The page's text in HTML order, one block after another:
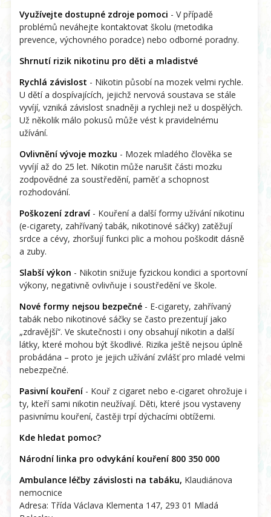
Využívejte dostupné zdroje pomoci - V případě
problémů neváhejte kontaktovat školu (metodika
prevence, výchovného poradce) nebo odborné poradny.
Shrnutí rizik nikotinu pro děti a mladistvé
Rychlá závislost - Nikotin působí na mozek velmi rychle.
U dětí a dospívajících, jejichž nervová soustava se stále
vyvíjí, vzniká závislost snadněji a rychleji než u dospělých.
Už několik málo pokusů může vést k pravidelnému
užívání.
Ovlivnění vývoje mozku - Mozek mladého člověka se
vyvíjí až do 25 let. Nikotin může narušit části mozku
zodpovědné za soustředění, paměť a schopnost
rozhodování.
Poškození zdraví - Kouření a další formy užívání nikotinu
(e-cigarety, zahřívaný tabák, nikotinové sáčky) zatěžují
srdce a cévy, zhoršují funkci plic a mohou poškodit dásně
a zuby.
Slabší výkon - Nikotin snižuje fyzickou kondici a sportovní
výkony, negativně ovlivňuje i soustředění ve škole.
Nové formy nejsou bezpečné - E-cigarety, zahřívaný
tabák nebo nikotinové sáčky se často prezentují jako
„zdravější“. Ve skutečnosti i ony obsahují nikotin a další
látky, které mohou být škodlivé. Rizika ještě nejsou úplně
probádána – proto je jejich užívání zvlášť pro mladé velmi
nebezpečné.
Pasivní kouření - Kouř z cigaret nebo e-cigaret ohrožuje i
ty, kteří sami nikotin neužívají. Děti, které jsou vystaveny
pasivnímu kouření, častěji trpí dýchacími obtížemi.
Kde hledat pomoc?
Národní linka pro odvykání kouření 800 350 000
Ambulance léčby závislosti na tabáku, Klaudiánova
nemocnice
Adresa: Třída Václava Klementa 147, 293 01 Mladá